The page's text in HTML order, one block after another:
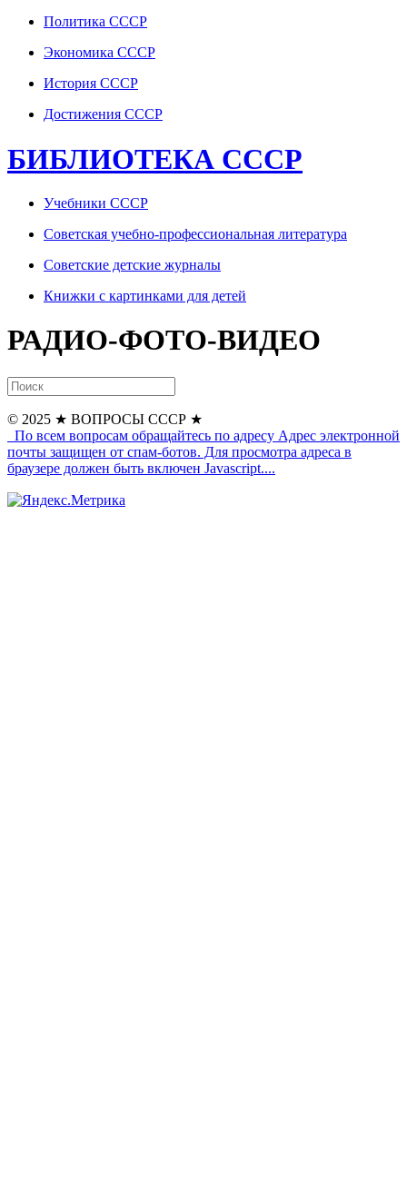
Политика СССР
Экономика СССР
История СССР
Достижения СССР
БИБЛИОТЕКА СССР
Учебники СССР
Советская учебно-профессиональная литература
Советские детские журналы
Книжки с картинками для детей
РАДИО-ФОТО-ВИДЕО
© 2025 ★ ВОПРОСЫ СССР ★
По всем вопросам обращайтесь по адресу Адрес электронной
почты защищен от спам-ботов. Для просмотра адреса в
браузере должен быть включен Javascript....